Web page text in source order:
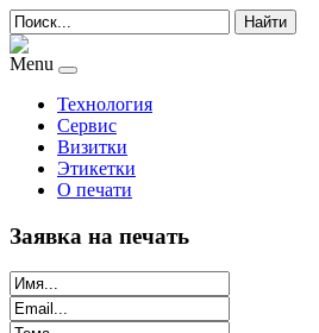
Найти
Menu
Технология
Сервис
Визитки
Этикетки
О печати
Заявка на печать